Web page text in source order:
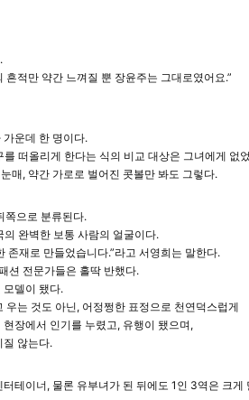
적만 약간 느껴질 뿐 장윤주는 그대로였어요.”
운데 한 명이다.
떠올리게 한다는 식의 비교 대상은 그녀에게 없
매, 약간 가로로 벌어진 콧볼만 봐도 그렇다.
쪽으로 분류된다.
의 완벽한 보통 사람의 얼굴이다.
존재로 만들었습니다.”라고 서영희는 말한다.
션 전문가들은 홀딱 반했다.
모델이 됐다.
는 것도 아닌, 어정쩡한 표정으로 천연덕스럽게
장에서 인기를 누렸고, 유행이 됐으며,
질 않는다.
테이너, 물론 유부녀가 된 뒤에도 1인 3역은 크게